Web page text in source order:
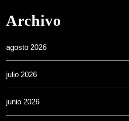
Archivo
agosto 2026
julio 2026
junio 2026